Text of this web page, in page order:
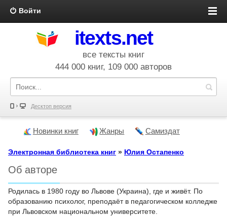
Войти
itexts.net
все тексты книг
444 000 книг, 109 000 авторов
Десктоп версия
Новинки книг Жанры Самиздат
Электронная библиотека книг » Юлия Остапенко
Об авторе
Родилась в 1980 году во Львове (Украина), где и живёт. По
образованию психолог, преподаёт в педагогическом колледже
при Львовском национальном университете.